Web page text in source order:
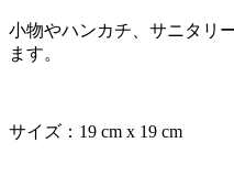
小物やハンカチ、サニタリ
ます。
サイズ：19 cm x 19 cm